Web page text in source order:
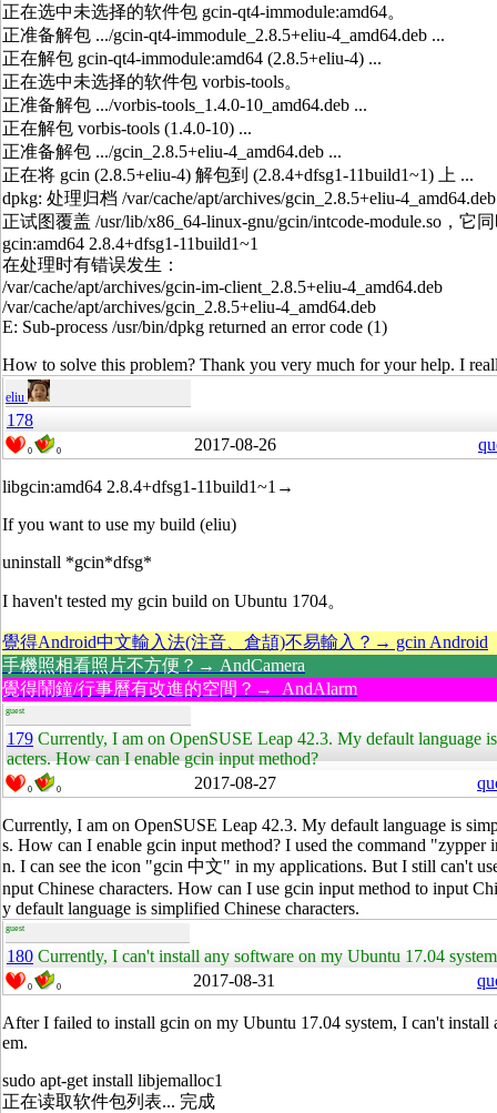
正在选中未选择的软件包 gcin-qt4-immodule:amd64。
正准备解包 .../gcin-qt4-immodule_2.8.5+eliu-4_amd64.deb ...
正在解包 gcin-qt4-immodule:amd64 (2.8.5+eliu-4) ...
正在选中未选择的软件包 vorbis-tools。
正准备解包 .../vorbis-tools_1.4.0-10_amd64.deb ...
正在解包 vorbis-tools (1.4.0-10) ...
正准备解包 .../gcin_2.8.5+eliu-4_amd64.deb ...
正在将 gcin (2.8.5+eliu-4) 解包到 (2.8.4+dfsg1-11build1~1) 上 ...
dpkg: 处理归档 /var/cache/apt/archives/gcin_2.8.5+eliu-
正试图覆盖 /usr/lib/x86_64-linux-gnu/gcin/intcode-module.so，它
gcin:amd64 2.8.4+dfsg1-11build1~1
在处理时有错误发生：
/var/cache/apt/archives/gcin-im-client_2.8.5+eliu-4_amd64.deb
/var/cache/apt/archives/gcin_2.8.5+eliu-4_amd64.deb
E: Sub-process /usr/bin/dpkg returned an error code (1)
How to solve this problem? Thank you very much for your help. I
eliu
178
0 0 2017-08-26
libgcin:amd64 2.8.4+dfsg1-11build1~1→
If you want to use my build (eliu)
uninstall *gcin*dfsg*
I haven't tested my gcin build on Ubuntu 1704。
覺得Android中文輸入法(注音、倉頡)不易輸入？→ gcin Android
手機照相看照片不方便？→ AndCamera
覺得鬧鐘/行事曆有改進的空間？→ AndAlarm
guest
179 Currently, I am on OpenSUSE Leap 42.3. My default language
acters. How can I enable gcin input method?
0 0 2017-08-27
Currently, I am on OpenSUSE Leap 42.3. My default language is
s. How can I enable gcin input method? I used the command "zypper
n. I can see the icon "gcin 中文" in my applications. But I still can't
nput Chinese characters. How can I use gcin input method to input
y default language is simplified Chinese characters.
guest
180 Currently, I can't install any software on my Ubuntu 17.04
0 0 2017-08-31
After I failed to install gcin on my Ubuntu 17.04 system, I can't install
em.
sudo apt-get install libjemalloc1
正在读取软件包列表... 完成